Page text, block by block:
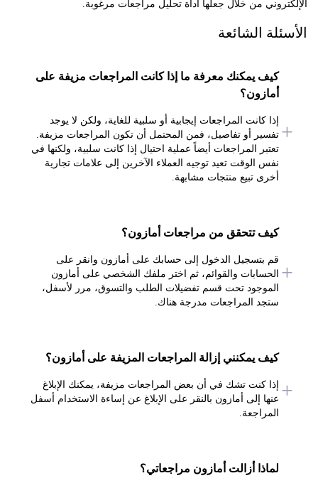
من خلال جعلها أداة تحليل مراجعات مرغوبة.
الشائعة
كيف يمكنك معرفة ما إذا كانت المراجعات مزيفة على
أمازون؟
إذا كانت المراجعات إيجابية أو سلبية للغاية، ولكن لا يوجد
تفسير أو تفاصيل، فمن المحتمل أن تكون المراجعات مزيفة.
تعتبر المراجعات أيضاً عملية احتيال إذا كانت سلبية، ولكنها في
نفس الوقت تعيد توجيه العملاء الآخرين إلى علامات تجارية
أخرى تبيع منتجات مشابهة.
كيف تتحقق من مراجعات أمازون؟
قم بتسجيل الدخول إلى حسابك على أمازون وانقر على
الحسابات والقوائم، ثم اختر ملفك الشخصي على أمازون
الموجود تحت قسم تفضيلات الطلب والتسوق، مرر لأسفل،
ستجد المراجعات مدرجة هناك.
كيف يمكنني إزالة المراجعات المزيفة على أمازون؟
إذا كنت تشك في أن بعض المراجعات مزيفة، يمكنك الإبلاغ
عنها إلى أمازون بالنقر على الإبلاغ عن إساءة الاستخدام أسفل
المراجعة.
لماذا أزالت أمازون مراجعاتي؟